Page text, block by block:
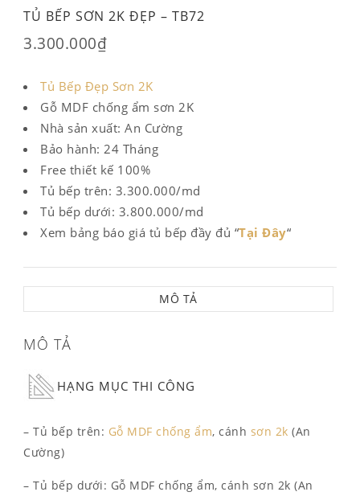
TỦ BẾP SƠN 2K ĐẸP – TB72
3.300.000₫
Tủ Bếp Đẹp Sơn 2K
Gỗ MDF chống ẩm sơn 2K
Nhà sản xuất: An Cường
Bảo hành: 24 Tháng
Free thiết kế 100%
Tủ bếp trên: 3.300.000/md
Tủ bếp dưới: 3.800.000/md
Xem bảng báo giá tủ bếp đầy đủ “Tại Đây“
MÔ TẢ
MÔ TẢ
HẠNG MỤC THI CÔNG
– Tủ bếp trên: Gỗ MDF chống ẩm, cánh sơn 2k (An
Cường)
– Tủ bếp dưới: Gỗ MDF chống ẩm, cánh sơn 2k (An